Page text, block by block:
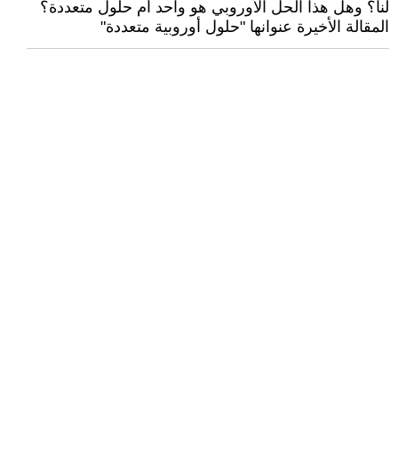
لنا؟ وهل هذا الحل الأوروبي هو واحد أم حلول متعددة؟
المقالة الأخيرة عنوانها "حلول أوروبية متعددة"